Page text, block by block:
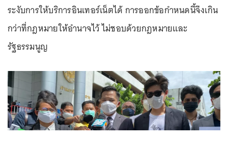
ระงับการให้บริการอินเทอร์เน็ตได้ การออกข้อกำหนดนี้จึงเกิน
กว่าที่กฎหมายให้อำนาจไว้ ไม่ชอบด้วยกฎหมายและ
รัฐธรรมนูญ